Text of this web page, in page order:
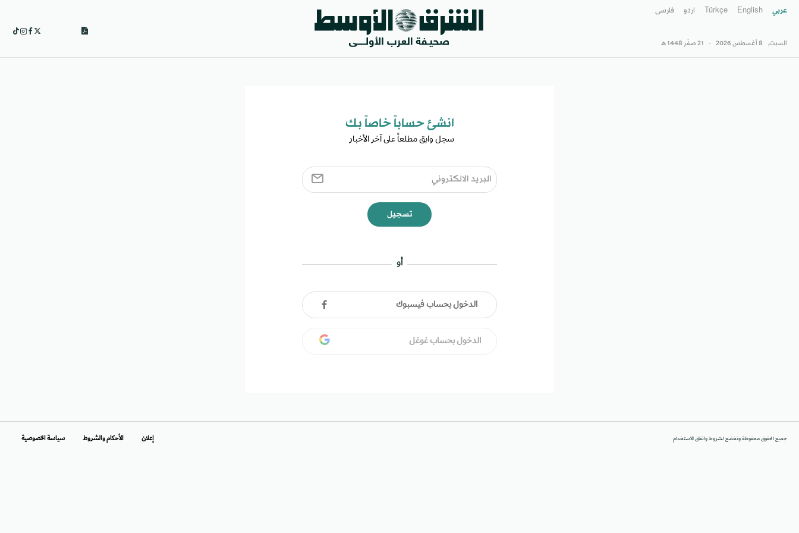
عربي English
Türkçe اردو فارسى
السبت, 8 أغسطس 2026 - 21 صفَر 1448 هـ
انشئ حساباً خاصاً بك​
سجل وابق مطلعاً على آخر الأخبار ​
تسجيل
أو
الدخول بحساب فيسبوك
الدخول بحساب غوغل
جميع الحقوق محفوظة وتخضع لشروط واتفاق الاستخدام إعلان الأحكام والشروط سياسة الخصوصية